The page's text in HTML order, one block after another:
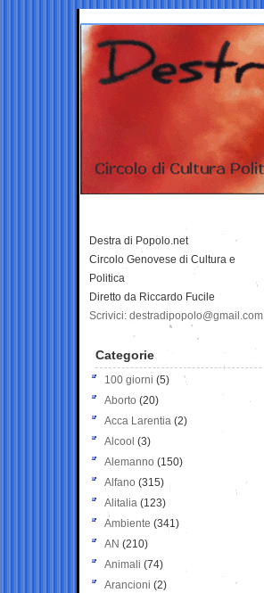
Destra di Popolo.net
Circolo Genovese di Cultura e
Politica
Diretto da Riccardo Fucile
Scrivici: destradipopolo@gmail.com
Categorie
100 giorni (5)
Aborto (20)
Acca Larentia (2)
Alcool (3)
Alemanno (150)
Alfano (315)
Alitalia (123)
Ambiente (341)
AN (210)
Animali (74)
Arancioni (2)